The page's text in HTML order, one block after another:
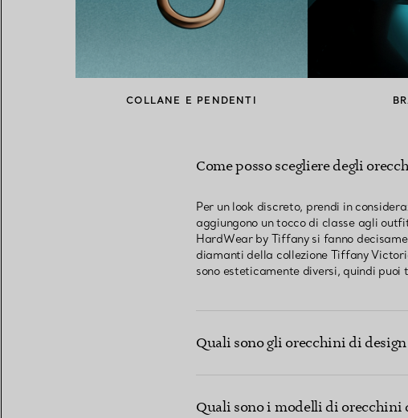
COLLANE E PENDENTI
Come posso scegliere degli
Per un look discreto, prendi in
aggiungono un tocco di classe agli
HardWear by Tiffany si fanno
diamanti della collezione Tiffany
sono esteticamente diversi, quindi
Quali sono gli orecchini di
Quali sono i modelli di orecchini